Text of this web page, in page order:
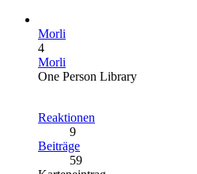
Morli
4
Morli
One Person Library
Reaktionen
9
Beiträge
59